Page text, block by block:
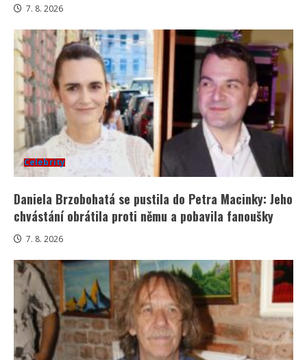
7. 8. 2026
Celebrity
Daniela Brzobohatá se pustila do Petra Macinky: Jeho
chvástání obrátila proti němu a pobavila fanoušky
7. 8. 2026